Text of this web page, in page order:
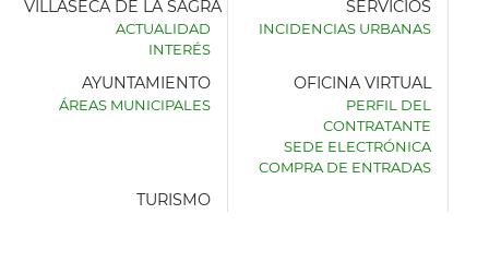
AYUNTAMIENTO
VILLASECA DE LA SAGRA
ACTUALIDAD
INTERÉS
SERVICIOS
INCIDENCIAS URBANAS
AYUNTAMIENTO
ÁREAS MUNICIPALES
OFICINA VIRTUAL
PERFIL DEL
CONTRATANTE
SEDE ELECTRÓNICA
COMPRA DE ENTRADAS
TURISMO